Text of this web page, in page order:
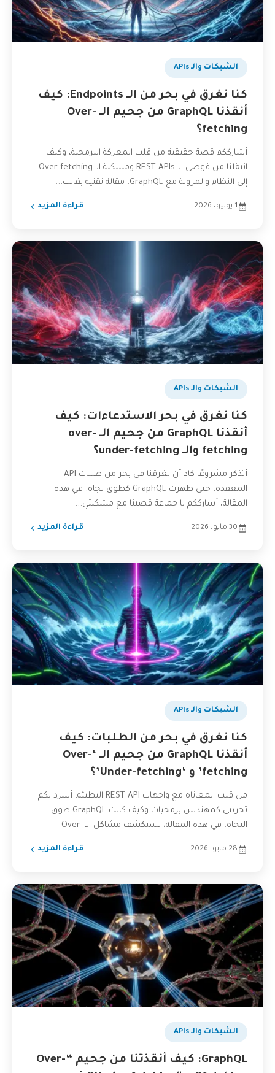
الشبكات والـ APIs
كنا نغرق في بحر من الـ Endpoints: كيف
أنقذنا GraphQL من جحيم الـ Over-
fetching؟
أشارككم قصة حقيقية من قلب المعركة البرمجية، وكيف
انتقلنا من فوضى الـ REST APIs ومشكلة الـ Over-fetching
إلى النظام والمرونة مع GraphQL. مقالة تقنية بقالب...
1 يونيو، 2026 قراءة المزيد
الشبكات والـ APIs
كنا نغرق في بحر الاستدعاءات: كيف
أنقذنا GraphQL من جحيم الـ over-
fetching والـ under-fetching؟
أتذكر مشروعًا كاد أن يغرقنا في بحر من طلبات API
المعقدة، حتى ظهرت GraphQL كطوق نجاة. في هذه
المقالة، أشارككم يا جماعة قصتنا مع مشكلتي...
30 مايو، 2026 قراءة المزيد
الشبكات والـ APIs
كنا نغرق في بحر من الطلبات: كيف
أنقذنا GraphQL من جحيم الـ ‘Over-
fetching’ و ‘Under-fetching’؟
من قلب المعاناة مع واجهات REST API البطيئة، أسرد لكم
تجربتي كمهندس برمجيات وكيف كانت GraphQL طوق
النجاة. في هذه المقالة، نستكشف مشاكل الـ Over-
28 مايو، 2026 قراءة المزيد
الشبكات والـ APIs
GraphQL: كيف أنقذتنا من جحيم “Over-